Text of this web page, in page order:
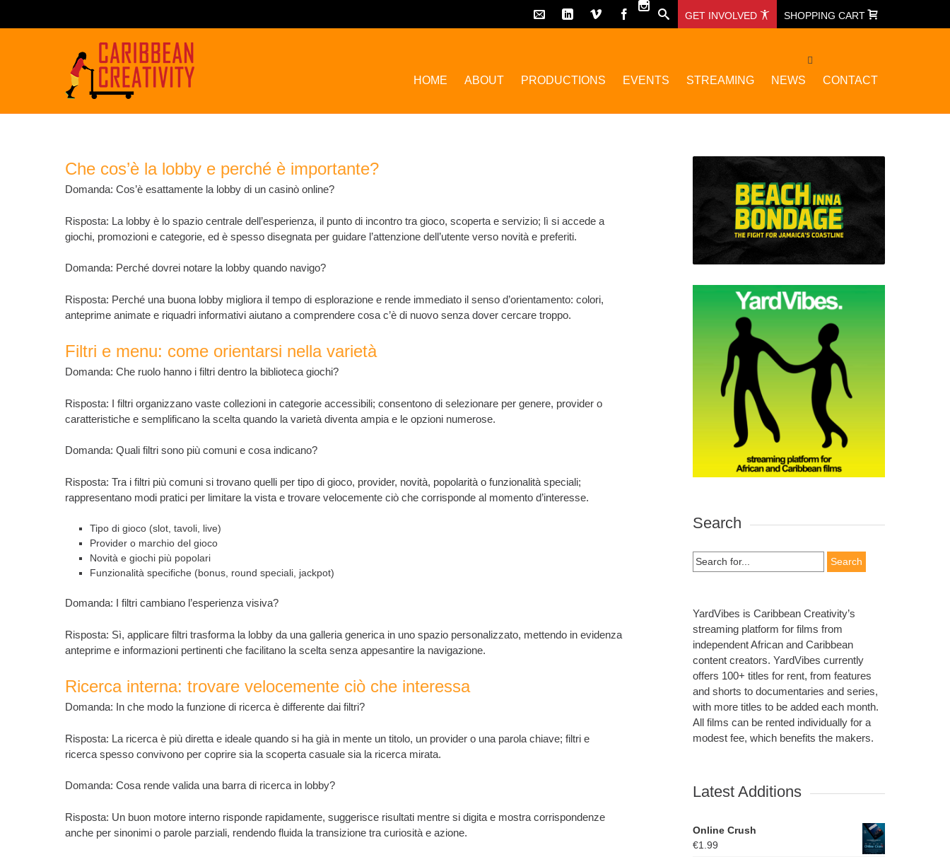
GET INVOLVED SHOPPING CART
HOME ABOUT PRODUCTIONS EVENTS STREAMING NEWS CONTACT
Che cos’è la lobby e perché è importante?
Domanda: Cos’è esattamente la lobby di un casinò online?
Risposta: La lobby è lo spazio centrale dell’esperienza, il punto di incontro tra gioco, scoperta e servizio; lì si accede a
giochi, promozioni e categorie, ed è spesso disegnata per guidare l’attenzione dell’utente verso novità e preferiti.
Domanda: Perché dovrei notare la lobby quando navigo?
Risposta: Perché una buona lobby migliora il tempo di esplorazione e rende immediato il senso d’orientamento: colori,
anteprime animate e riquadri informativi aiutano a comprendere cosa c’è di nuovo senza dover cercare troppo.
Filtri e menu: come orientarsi nella varietà
Domanda: Che ruolo hanno i filtri dentro la biblioteca giochi?
Risposta: I filtri organizzano vaste collezioni in categorie accessibili; consentono di selezionare per genere, provider o
caratteristiche e semplificano la scelta quando la varietà diventa ampia e le opzioni numerose.
Domanda: Quali filtri sono più comuni e cosa indicano?
Risposta: Tra i filtri più comuni si trovano quelli per tipo di gioco, provider, novità, popolarità o funzionalità speciali;
rappresentano modi pratici per limitare la vista e trovare velocemente ciò che corrisponde al momento d’interesse.
Tipo di gioco (slot, tavoli, live)
Provider o marchio del gioco
Novità e giochi più popolari
Funzionalità specifiche (bonus, round speciali, jackpot)
Domanda: I filtri cambiano l’esperienza visiva?
Risposta: Sì, applicare filtri trasforma la lobby da una galleria generica in uno spazio personalizzato, mettendo in evidenza
anteprime e informazioni pertinenti che facilitano la scelta senza appesantire la navigazione.
Ricerca interna: trovare velocemente ciò che interessa
Domanda: In che modo la funzione di ricerca è differente dai filtri?
Risposta: La ricerca è più diretta e ideale quando si ha già in mente un titolo, un provider o una parola chiave; filtri e
ricerca spesso convivono per coprire sia la scoperta casuale sia la ricerca mirata.
Domanda: Cosa rende valida una barra di ricerca in lobby?
Risposta: Un buon motore interno risponde rapidamente, suggerisce risultati mentre si digita e mostra corrispondenze
anche per sinonimi o parole parziali, rendendo fluida la transizione tra curiosità e azione.
Search
Search
for:
YardVibes is Caribbean Creativity’s
streaming platform for films from
independent African and Caribbean
content creators. YardVibes currently
offers 100+ titles for rent, from features
and shorts to documentaries and series,
with more titles to be added each month.
All films can be rented individually for a
modest fee, which benefits the makers.
Latest Additions
Online Crush
€1.99